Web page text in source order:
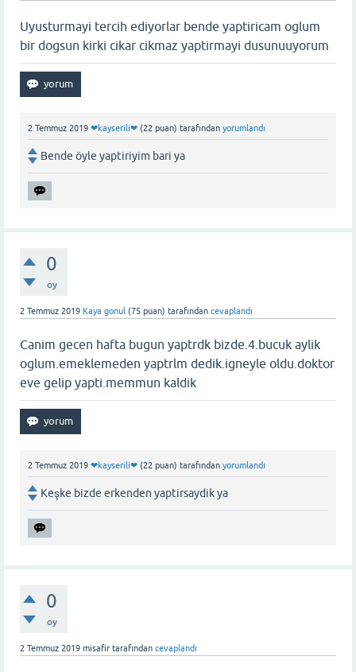
Uyusturmayi tercih ediyorlar bende yaptiricam oglum
bir dogsun kirki cikar cikmaz yaptirmayi dusunuuyorum
2 Temmuz 2019 ❤kayserili❤ (22 puan) tarafından yorumlandı
Bende öyle yaptiriyim bari ya
0
oy
2 Temmuz 2019 Kaya gonul (75 puan) tarafından cevaplandı
Canim gecen hafta bugun yaptrdk bizde.4.bucuk aylik
oglum.emeklemeden yaptrlm dedik.igneyle oldu.doktor
eve gelip yapti.memmun kaldik
2 Temmuz 2019 ❤kayserili❤ (22 puan) tarafından yorumlandı
Keşke bizde erkenden yaptirsaydik ya
0
oy
2 Temmuz 2019 misafir tarafından cevaplandı